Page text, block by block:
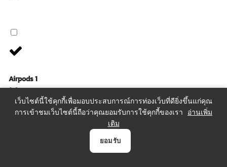
Airpods 1
(0)
เว็บไซต์นี้ใช้คุกกี้เพื่อมอบประสบการณ์การท่องเว็บที่ดียิ่งขึ้นแก่คุณ
การเข้าชมเว็บไซต์นี้ถือว่าคุณยอมรับการใช้คุกกี้ของเรา
อ่านเพิ่ม
เติม
ยอมรับ